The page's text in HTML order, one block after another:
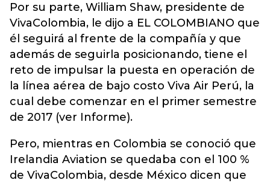
Por su parte, William Shaw, presidente de
VivaColombia, le dijo a EL COLOMBIANO que
él seguirá al frente de la compañía y que
además de seguirla posicionando, tiene el
reto de impulsar la puesta en operación de
la línea aérea de bajo costo Viva Air Perú, la
cual debe comenzar en el primer semestre
de 2017 (ver Informe).
Pero, mientras en Colombia se conoció que
Irelandia Aviation se quedaba con el 100 %
de VivaColombia, desde México dicen que